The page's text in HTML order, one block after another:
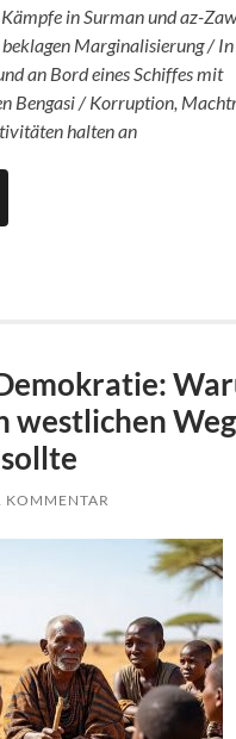
in Surman und az-
Marginalisierung / In
an Bord eines Schiffes mit
Bengasi / Korruption,
halten an
westlichen Weg
KOMMENTAR